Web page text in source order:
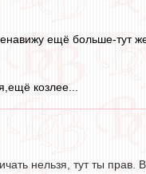
ещё больше-тут
козлее...
нельзя, тут ты